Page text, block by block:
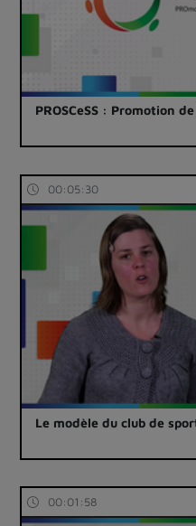
PROSCeSS : Promotion
00:05:30
Le modèle du club de
00:01:58